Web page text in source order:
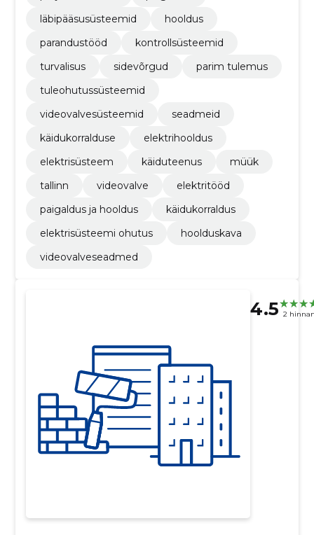
läbipääsusüsteemid
hooldus
parandustööd
kontrollsüsteemid
turvalisus
sidevõrgud
parim tulemus
tuleohutussüsteemid
videovalvesüsteemid
seadmeid
käidukorralduse
elektrihooldus
elektrisüsteem
käiduteenus
müük
tallinn
videovalve
elektritööd
paigaldus ja hooldus
käidukorraldus
elektrisüsteemi ohutus
hoolduskava
videovalveseadmed
4.5 2